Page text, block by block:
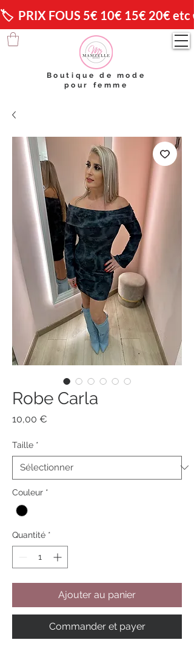
🏷️  PRIX FOUS 5€ 10€ 15€ 20€ etc
Boutique de mode
pour femme
Robe Carla
10,00 €
Taille *
Couleur *
Quantité *
Ajouter au panier
Commander et payer